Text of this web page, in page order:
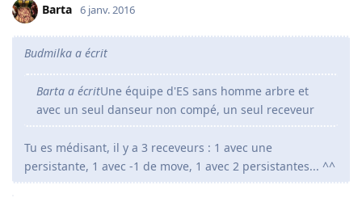
Barta 6 janv. 2016
Budmilka a écrit
Barta a écritUne équipe d'ES sans homme arbre et
avec un seul danseur non compé, un seul receveur
Tu es médisant, il y a 3 receveurs : 1 avec une
persistante, 1 avec -1 de move, 1 avec 2 persistantes... ^^